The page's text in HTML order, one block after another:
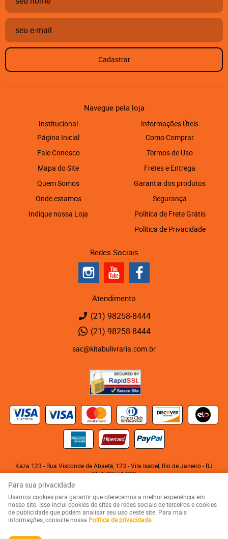
Cadastrar
Navegue pela loja
Institucional
Página Inicial
Fale Conosco
Mapa do Site
Quem Somos
Onde estamos
Indique nossa Loja
Informações Úteis
Como Comprar
Termos de Uso
Fretes e Entrega
Garantia dos produtos
Segurança
Politica de Frete Grátis
Política de Privacidade
Redes Sociais
Atendimento
(21) 98258-8444
(21) 98258-8444
sac@kitabulivraria.com.br
Kaza 123 - Rua Visconde de Abaeté, 123 -Vila Isabel, Rio de Janeiro- RJ
CEP: 20551-080
KITABU LIVRARIA NEGRA E EDITORA LTDA
LOJA VIRTUAL CRIADA POR
Para sua privacidade
Usamos cookies para garantir que oferecemos a melhor experiência em
nosso site. Isso inclui cookies de sites de redes sociais de terceiros e cookies
de publicidade que podem analisar seu uso deste site. Para mais
informações, consulte nossa Política de privacidade.